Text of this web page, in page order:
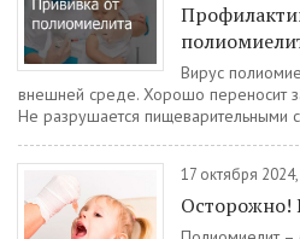
Вирус
внешней среде. Хорошо переносит
Не разрушается пищеварительными
17 октября
Осторожно!